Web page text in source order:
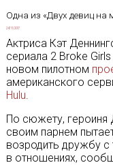
Одна из «Двух девиц на
24/11/2017
Актриса Кэт
сериала 2 Broke
новом пилотном
американского
Hulu.
По сюжету, героиня
своим парнем
возродить дружбу с
в отношениях,